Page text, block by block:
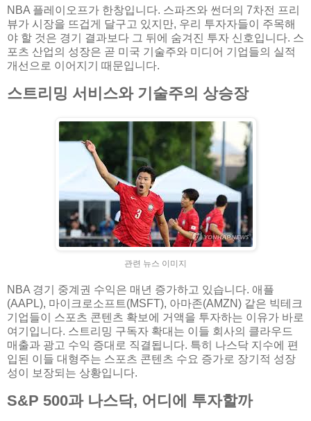
NBA 플레이오프가 한창입니다. 스파즈와 썬더의 7차전 프리
뷰가 시장을 뜨겁게 달구고 있지만, 우리 투자자들이 주목해
야 할 것은 경기 결과보다 그 뒤에 숨겨진 투자 신호입니다. 스
포츠 산업의 성장은 곧 미국 기술주와 미디어 기업들의 실적
개선으로 이어지기 때문입니다.
스트리밍 서비스와 기술주의 상승장
관련 뉴스 이미지
NBA 경기 중계권 수익은 매년 증가하고 있습니다. 애플
(AAPL), 마이크로소프트(MSFT), 아마존(AMZN) 같은 빅테크
기업들이 스포츠 콘텐츠 확보에 거액을 투자하는 이유가 바로
여기입니다. 스트리밍 구독자 확대는 이들 회사의 클라우드
매출과 광고 수익 증대로 직결됩니다. 특히 나스닥 지수에 편
입된 이들 대형주는 스포츠 콘텐츠 수요 증가로 장기적 성장
성이 보장되는 상황입니다.
S&P 500과 나스닥, 어디에 투자할까